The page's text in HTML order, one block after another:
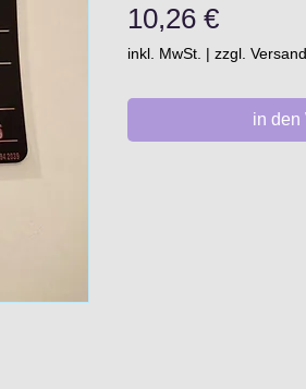
10,26 €Preis
inkl. MwSt. | zzgl.
in den